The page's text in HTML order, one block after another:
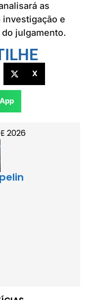
2026
as
investigação e
julgamento.
X